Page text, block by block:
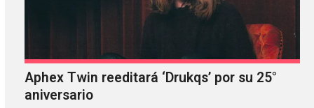
Aphex Twin reeditará ‘Drukqs’ por su 25°
aniversario